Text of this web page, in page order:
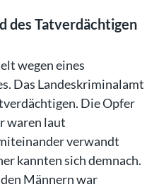
des Tatverdächtigen
wegen eines
Das Landeskriminalamt
Die Opfer
waren laut
verwandt
kannten sich demnach.
Männern war